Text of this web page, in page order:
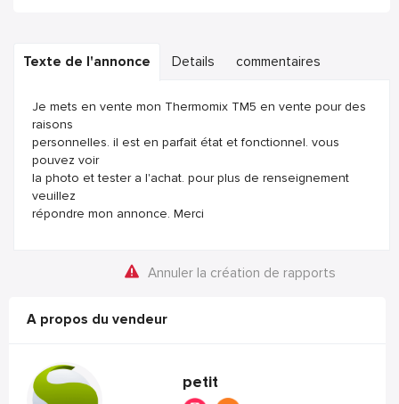
Texte de l'annonce Details commentaires
Je mets en vente mon Thermomix TM5 en vente pour des
raisons
personnelles. il est en parfait état et fonctionnel. vous
pouvez voir
la photo et tester a l'achat. pour plus de renseignement
veuillez
répondre mon annonce. Merci
Annuler la création de rapports
A propos du vendeur
petit